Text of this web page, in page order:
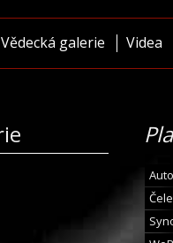
Vědecká galerie Videa